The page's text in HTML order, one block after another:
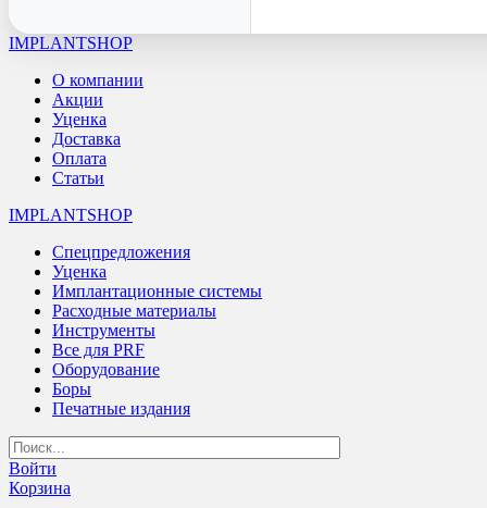
IMPLANTSHOP
О компании
Акции
Уценка
Доставка
Оплата
Статьи
IMPLANTSHOP
Спецпредложения
Уценка
Имплантационные системы
Расходные материалы
Инструменты
Все для PRF
Оборудование
Боры
Печатные издания
Войти
Корзина